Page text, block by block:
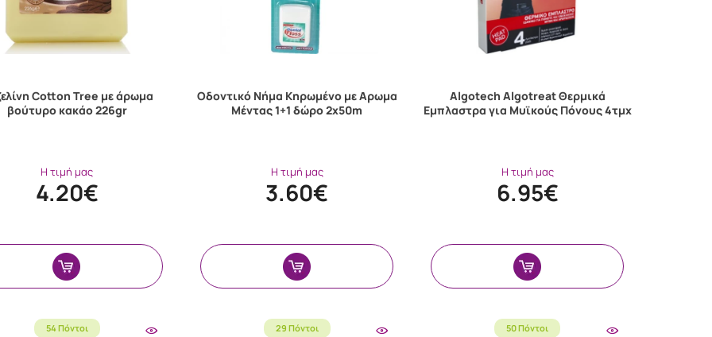
Cotton Tree με άρωμα
βούτυρο κακάο 226gr
Η τιμή μας
4.20€
Οδοντικό Νήμα Κηρωμένο με Αρωμα
Μέντας 1+1 δώρο 2x50m
Η τιμή μας
3.60€
Algotech Algotreat Θερμικά
Εμπλαστρα για Μυϊκούς Πόνους 4τμχ
Η τιμή μας
6.95€
54 Πόντοι 29 Πόντοι 50 Πόντοι